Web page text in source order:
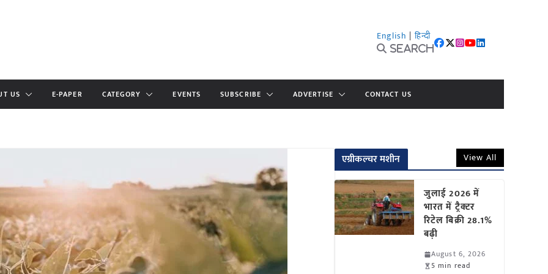
English | हिन्दी
Search
US E-PAPER CATEGORY EVENTS SUBSCRIBE ADVERTISE CONTACT US
एग्रीकल्चर मशीन View All
जुलाई 2026 में
भारत में ट्रैक्टर
रिटेल बिक्री 28.1%
बढ़ी
August 6, 2026
5 min read